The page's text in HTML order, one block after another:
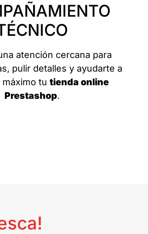
atención cercana para
pulir detalles y ayudarte a
máximo tutienda online
Prestashop.